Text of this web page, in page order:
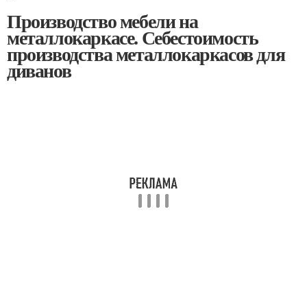
Производство мебели на
металлокаркасе. Себестоимость
производства металлокаркасов для
диванов